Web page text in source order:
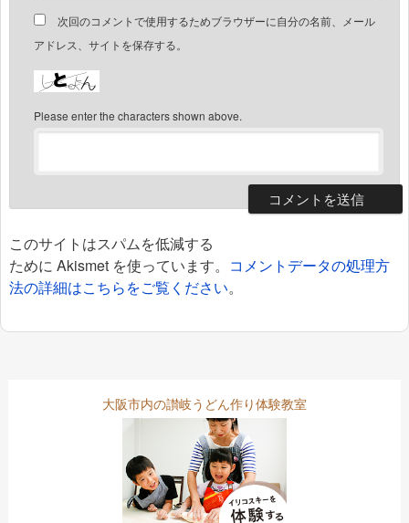
次回のコメントで使用するためブラウザーに自分の名前、メール
アドレス、サイトを保存する。
Please enter the characters shown above.
このサイトはスパムを低減する
ために Akismet を使っています。 コメントデータの処理方
法の詳細はこちらをご覧ください。
大阪市内の讃岐うどん作り体験教室